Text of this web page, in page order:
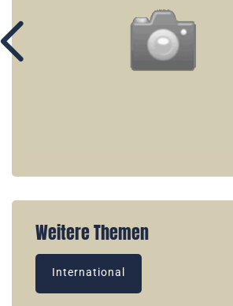
Weitere Themen
International